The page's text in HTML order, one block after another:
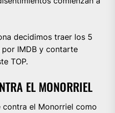
decidimos traer los 5
IMDB y contarte
TOP.
EL MONORRIEL
contra el Monorriel como